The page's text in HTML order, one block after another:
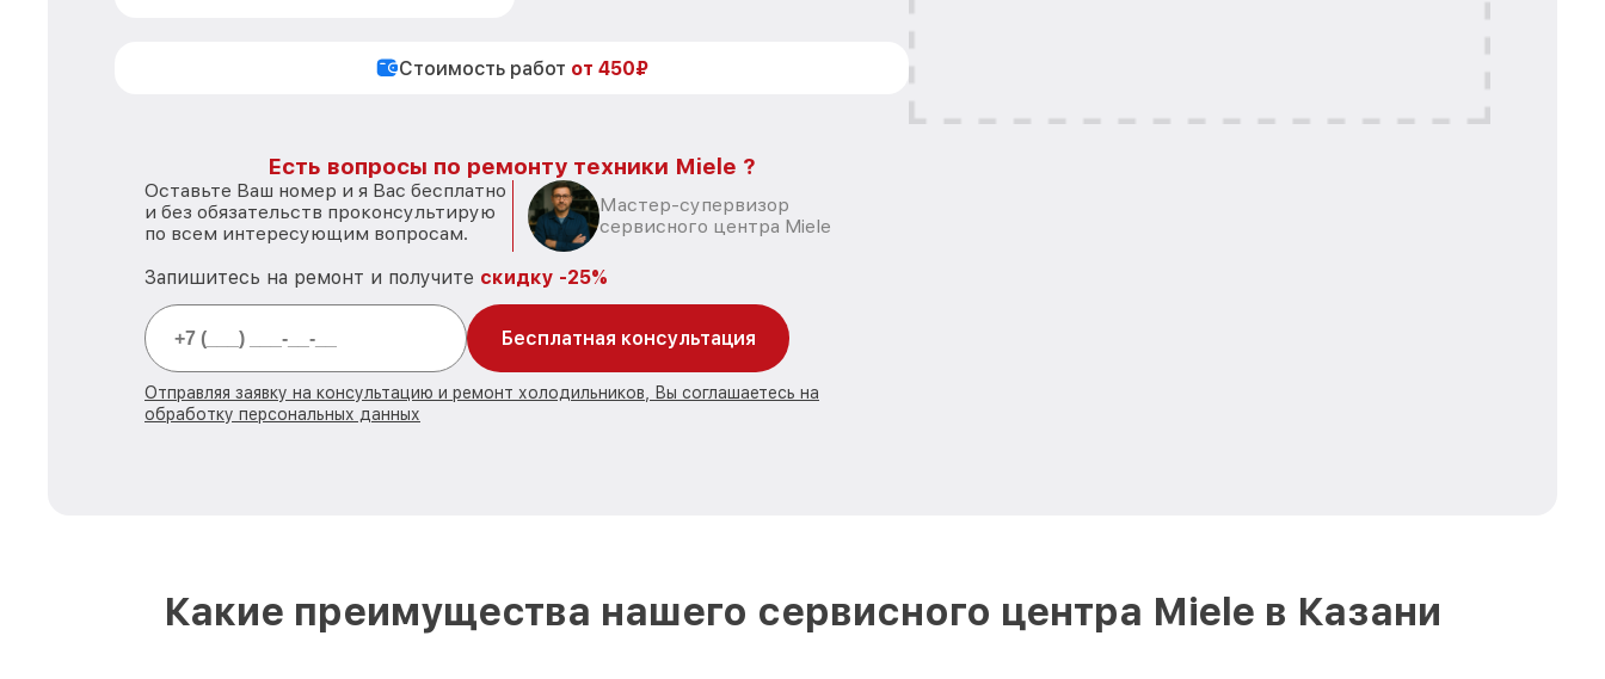
Стоимость работ от 450₽
Есть вопросы по ремонту техники Miele ?
Оставьте Ваш номер и я Вас бесплатно
и без обязательств проконсультирую
по всем интересующим вопросам.
Мастер-супервизор
сервисного центра Miele
Запишитесь на ремонт и получите скидку -25%
Бесплатная консультация
Отправляя заявку на консультацию и ремонт холодильников, Вы соглашаетесь на
обработку персональных данных
Какие преимущества нашего сервисного центра Miele в Казани